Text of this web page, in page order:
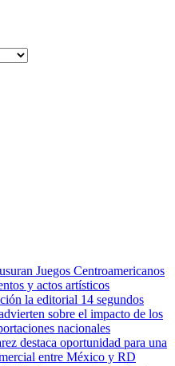
Juegos Centroamericanos
y actos artísticos
la editorial 14 segundos
sobre el impacto de los
nacionales
destaca oportunidad para una
entre México y RD